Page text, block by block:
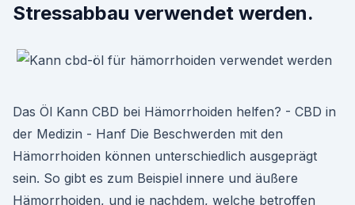
Stressabbau verwendet werden.
Das Öl Kann CBD bei Hämorrhoiden helfen? - CBD in
der Medizin - Hanf Die Beschwerden mit den
Hämorrhoiden können unterschiedlich ausgeprägt
sein. So gibt es zum Beispiel innere und äußere
Hämorrhoiden, und je nachdem, welche betroffen